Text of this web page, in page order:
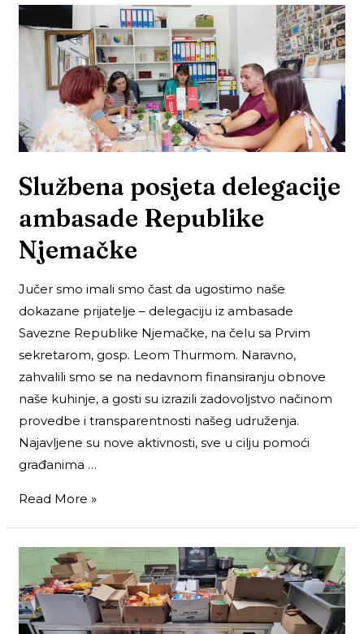
Službena posjeta delegacije
ambasade Republike
Njemačke
Jučer smo imali smo čast da ugostimo naše
dokazane prijatelje – delegaciju iz ambasade
Savezne Republike Njemačke, na čelu sa Prvim
sekretarom, gosp. Leom Thurmom. Naravno,
zahvalili smo se na nedavnom finansiranju obnove
naše kuhinje, a gosti su izrazili zadovoljstvo načinom
provedbe i transparentnosti našeg udruženja.
Najavljene su nove aktivnosti, sve u cilju pomoći
građanima …
Read More »